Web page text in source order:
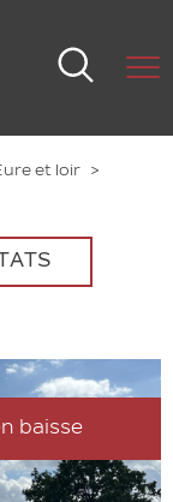
et loir
baisse